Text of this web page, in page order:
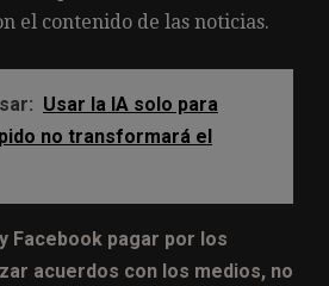
el contenido de las noticias.
Usar la IA solo para
no transformará el
Facebook pagar por los
acuerdos con los medios, no